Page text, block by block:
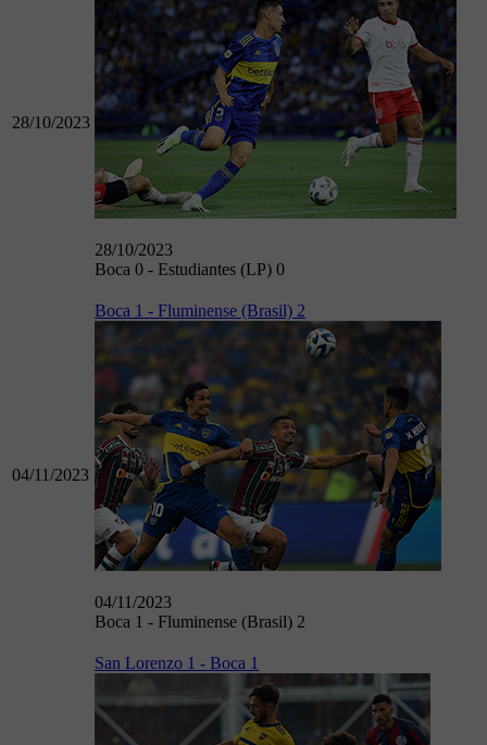
28/10/2023
28/10/2023
Boca 0 - Estudiantes (LP) 0
04/11/2023
Boca 1 - Fluminense (Brasil) 2
04/11/2023
Boca 1 - Fluminense (Brasil) 2
San Lorenzo 1 - Boca 1